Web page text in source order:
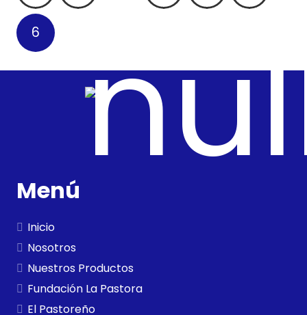
6
Menú
Inicio
Nosotros
Nuestros Productos
Fundación La Pastora
El Pastoreño